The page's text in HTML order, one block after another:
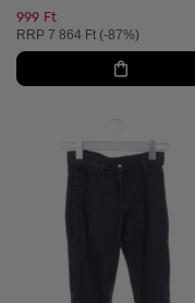
999 Ft
Ajánlott ár:
RRP 7 864 Ft (-87%)